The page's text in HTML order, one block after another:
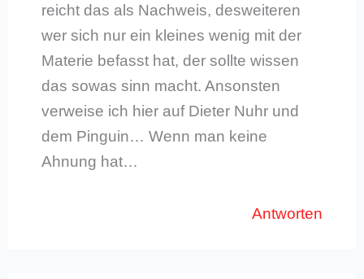
reicht das als Nachweis, desweiteren
wer sich nur ein kleines wenig mit der
Materie befasst hat, der sollte wissen
das sowas sinn macht. Ansonsten
verweise ich hier auf Dieter Nuhr und
dem Pinguin… Wenn man keine
Ahnung hat…
Antworten